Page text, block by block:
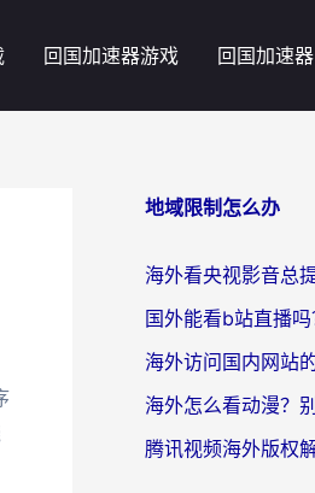
回国加速器游戏 回国加速器
地域限制怎么办